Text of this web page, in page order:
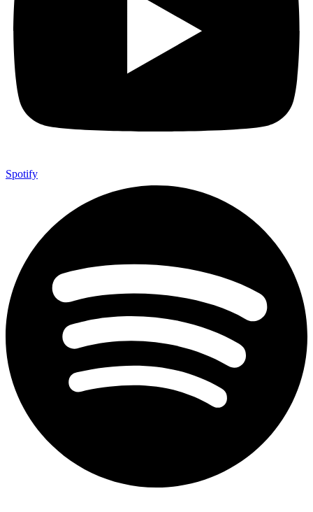
Spotify